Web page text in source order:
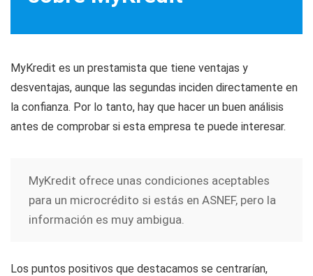
MyKredit es un prestamista que tiene ventajas y
desventajas, aunque las segundas inciden directamente en
la confianza. Por lo tanto, hay que hacer un buen análisis
antes de comprobar si esta empresa te puede interesar.
MyKredit ofrece unas condiciones aceptables
para un microcrédito si estás en ASNEF, pero la
información es muy ambigua.
Los puntos positivos que destacamos se centrarían,